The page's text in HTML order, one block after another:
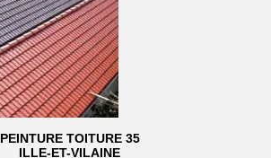
PEINTURE TOITURE 35
ILLE-ET-VILAINE